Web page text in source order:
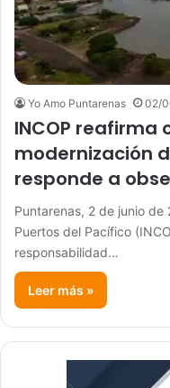
Yo Amo Puntarenas 02/
INCOP reafirma
modernización
responde a
Puntarenas, 2 de junio
Puertos del Pacífico
responsabilidad…
Leer más »